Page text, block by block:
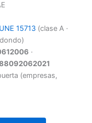
UNE 15713(clase A ·
·
(empresas,